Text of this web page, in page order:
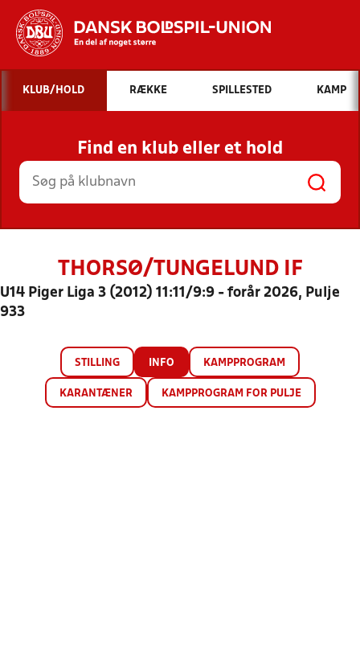
Hvad vil du søge efter?
INDHOLD OG NYHEDER
STILLINGER, RESULTATER, KLUBBER OG
HOLD
KLUB/HOLD RÆKKE SPILLESTED KAMP
Find en klub eller et hold
THORSØ/TUNGELUND IF
U14 Piger Liga 3 (2012) 11:11/9:9 - forår 2026, Pulje
933
STILLING INFO KAMPPROGRAM
KARANTÆNER KAMPPROGRAM FOR PULJE